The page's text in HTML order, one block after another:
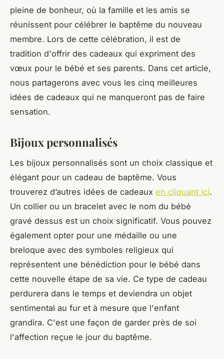
pleine de bonheur, où la famille et les amis se
réunissent pour célébrer le baptême du nouveau
membre. Lors de cette célébration, il est de
tradition d'offrir des cadeaux qui expriment des
vœux pour le bébé et ses parents. Dans cet article,
nous partagerons avec vous les cinq meilleures
idées de cadeaux qui ne manqueront pas de faire
sensation.
Bijoux personnalisés
Les bijoux personnalisés sont un choix classique et
élégant pour un cadeau de baptême. Vous
trouverez d’autres idées de cadeaux en cliquant ici.
Un collier ou un bracelet avec le nom du bébé
gravé dessus est un choix significatif. Vous pouvez
également opter pour une médaille ou une
breloque avec des symboles religieux qui
représentent une bénédiction pour le bébé dans
cette nouvelle étape de sa vie. Ce type de cadeau
perdurera dans le temps et deviendra un objet
sentimental au fur et à mesure que l'enfant
grandira. C'est une façon de garder près de soi
l'affection reçue le jour du baptême.